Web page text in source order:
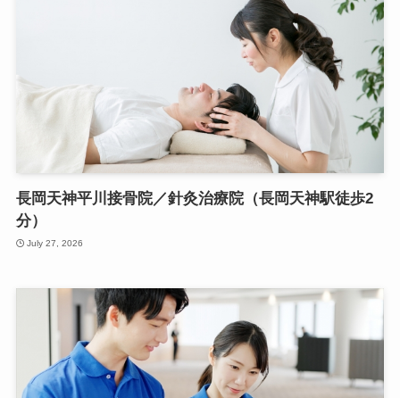
長岡天神平川接骨院／針灸治療院（長岡天神駅徒歩2
分）
July 27, 2026